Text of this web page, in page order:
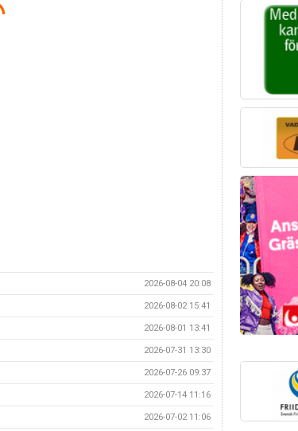
2026-08-04 20:08
2026-08-02 15:41
2026-08-01 13:41
2026-07-31 13:30
2026-07-26 09:37
2026-07-14 11:16
2026-07-02 11:06